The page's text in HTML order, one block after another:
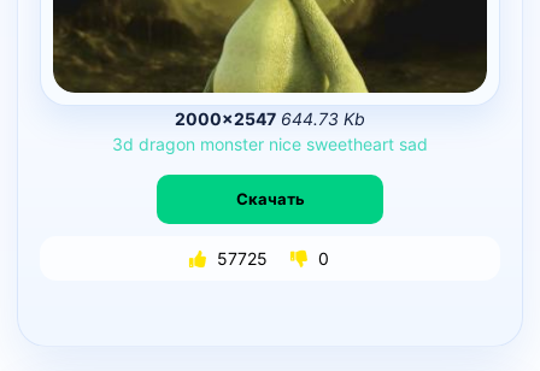
2000×2547 644.73 Kb
3d dragon monster nice sweetheart sad
Скачать
57725 0